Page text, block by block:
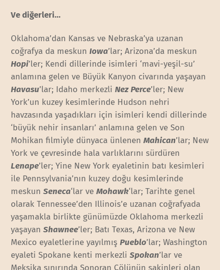
Ve diğerleri…
Oklahoma’dan Kansas ve Nebraska’ya uzanan
coğrafya da meskunIowa’lar; Arizona’da meskun
Hopi’ler; Kendi dillerinde isimleri ‘mavi-yeşil-su’
anlamına gelen ve Büyük Kanyon civarında yaşayan
Havasu’lar; Idaho merkezliNez Perce’ler; New
York’un kuzey kesimlerinde Hudson nehri
havzasında yaşadıkları için isimleri kendi dillerinde
‘büyük nehir insanları’ anlamına gelen ve Son
Mohikan filmiyle dünyaca ünlenenMahican’lar; New
York ve çevresinde hala varlıklarını sürdüren
Lenape’ler; Yine New York eyaletinin batı kesimleri
ile Pennsylvania’nın kuzey doğu kesimlerinde
meskunSeneca‘lar veMohawk‘lar; Tarihte genel
olarak Tennessee’den Illinois’e uzanan coğrafyada
yaşamakla birlikte günümüzde Oklahoma merkezli
yaşayanShawnee’ler; Batı Texas, Arizona ve New
Mexico eyaletlerine yayılmışPueblo’lar; Washington
eyaleti Spokane kenti merkezliSpokan’lar ve
Meksika sınırında Sonoran Çölünün sakinleri olan